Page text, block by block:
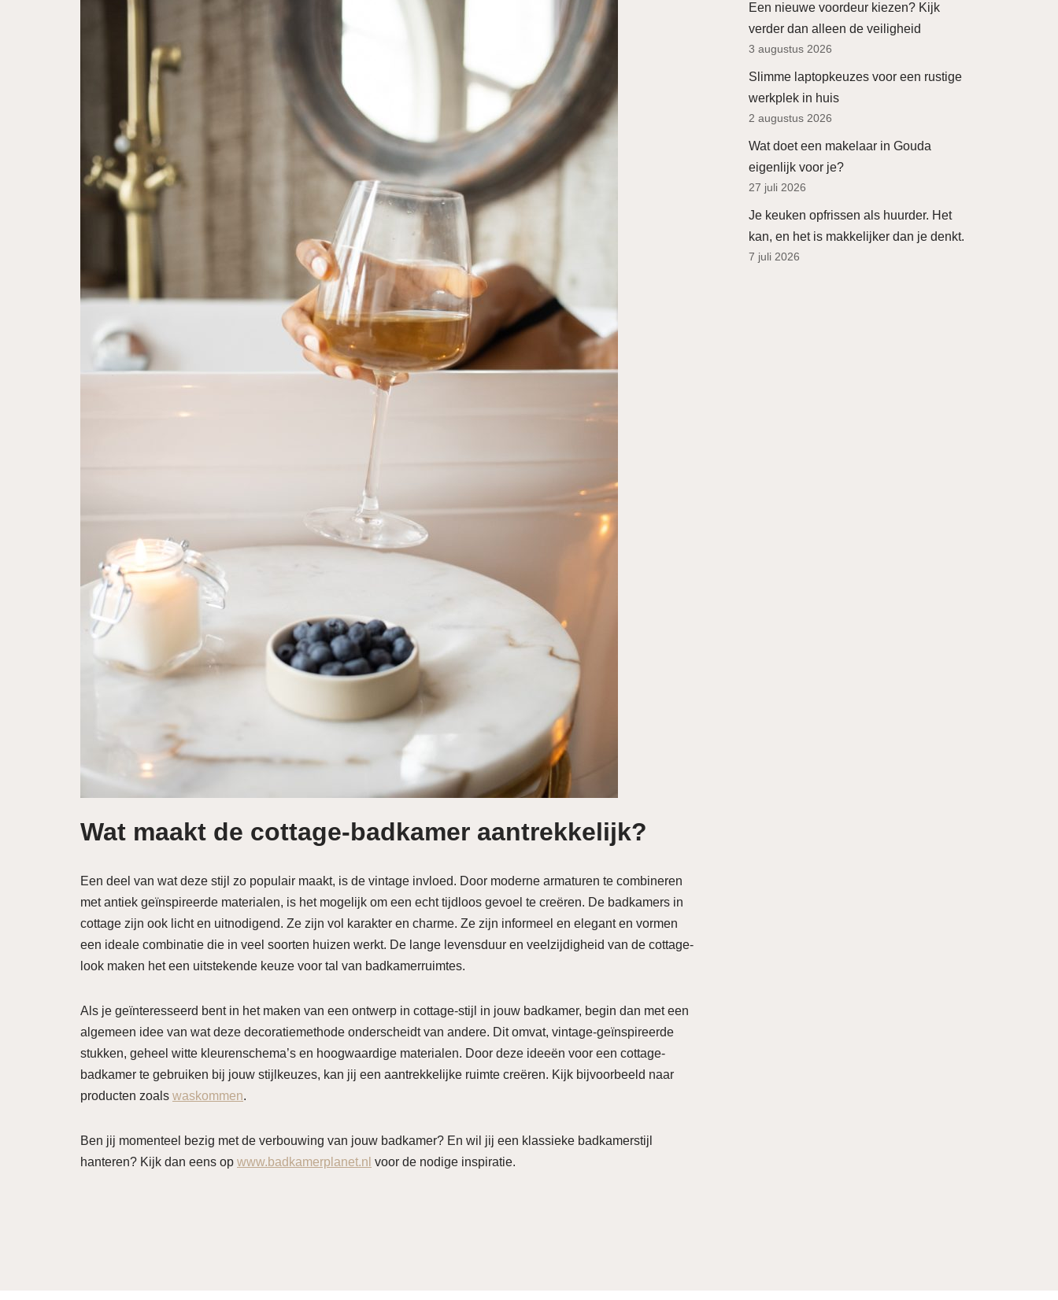
Wat maakt de cottage-badkamer aantrekkelijk?
Een deel van wat deze stijl zo populair maakt, is de vintage invloed. Door moderne armaturen te combineren
met antiek geïnspireerde materialen, is het mogelijk om een ​​echt tijdloos gevoel te creëren. De badkamers in
cottage zijn ook licht en uitnodigend. Ze zijn vol karakter en charme. Ze zijn informeel en elegant en vormen
een ideale combinatie die in veel soorten huizen werkt. De lange levensduur en veelzijdigheid van de cottage-
look maken het een uitstekende keuze voor tal van badkamerruimtes.
Als je geïnteresseerd bent in het maken van een ontwerp in cottage-stijl in jouw badkamer, begin dan met een
algemeen idee van wat deze decoratiemethode onderscheidt van andere. Dit omvat, vintage-geïnspireerde
stukken, geheel witte kleurenschema’s en hoogwaardige materialen. Door deze ideeën voor een cottage-
badkamer te gebruiken bij jouw stijlkeuzes, kan jij een aantrekkelijke ruimte creëren. Kijk bijvoorbeeld naar
producten zoals waskommen.
Ben jij momenteel bezig met de verbouwing van jouw badkamer? En wil jij een klassieke badkamerstijl
hanteren? Kijk dan eens op www.badkamerplanet.nl voor de nodige inspiratie.
Een nieuwe voordeur kiezen? Kijk
verder dan alleen de veiligheid
3 augustus 2026
Slimme laptopkeuzes voor een rustige
werkplek in huis
2 augustus 2026
Wat doet een makelaar in Gouda
eigenlijk voor je?
27 juli 2026
Je keuken opfrissen als huurder. Het
kan, en het is makkelijker dan je denkt.
7 juli 2026